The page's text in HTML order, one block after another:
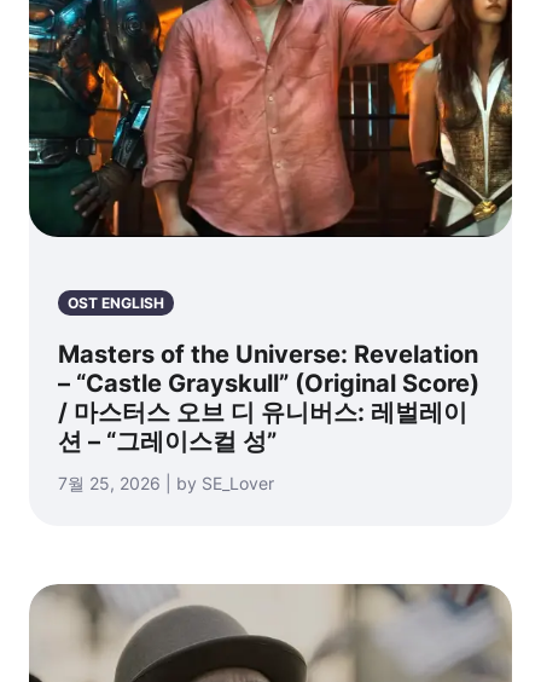
OST ENGLISH
Masters of the Universe: Revelation
– “Castle Grayskull” (Original Score)
/ 마스터스 오브 디 유니버스: 레벌레이
션 – “그레이스컬 성”
7월 25, 2026 | by SE_Lover